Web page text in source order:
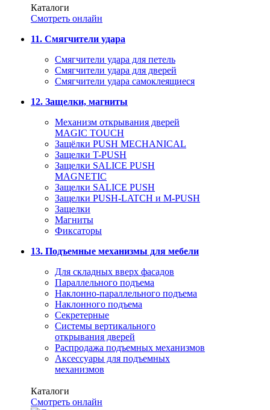
Каталоги
Смотреть онлайн
11. Смягчители удара
Смягчители удара для петель
Смягчители удара для дверей
Cмягчители удара самоклеящиеся
12. Защелки, магниты
Механизм открывания дверей
MAGIC TOUCH
Защёлки PUSH MECHANICAL
Защелки T-PUSH
Защелки SALICE PUSH
MAGNETIC
Защелки SALICE PUSH
Защелки PUSH-LATCH и M-PUSH
Защелки
Магниты
Фиксаторы
13. Подъемные механизмы для мебели
Для складных вверх фасадов
Параллельного подъема
Наклонно-параллельного подъема
Наклонного подъема
Секретерные
Системы вертикального
открывания дверей
Распродажа подъемных механизмов
Аксессуары для подъемных
механизмов
Каталоги
Смотреть онлайн